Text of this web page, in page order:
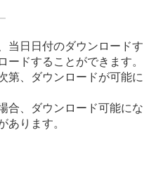
当日日付のダウンロードす
ードすることができます。
第、ダウンロードが可能に
合、ダウンロード可能にな
あります。